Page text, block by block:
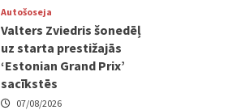
Autošoseja
Valters Zviedris šonedēļ
uz starta prestižajās
‘Estonian Grand Prix’
sacīkstēs
07/08/2026